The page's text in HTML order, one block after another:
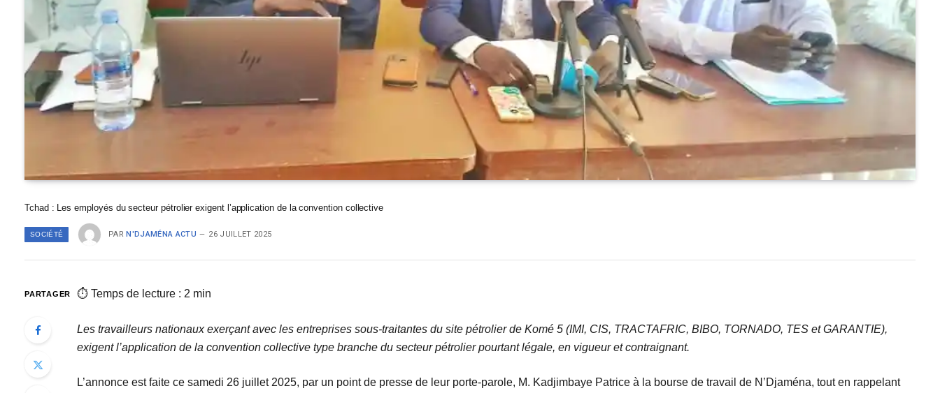
Tchad : Les employés du secteur pétrolier exigent l’application de la convention collective
SOCIÉTÉ PAR N'DJAMÉNA ACTU 26 JUILLET 2025
PARTAGER ⏱ Temps de lecture : 2 min
Les travailleurs nationaux exerçant avec les entreprises sous-traitantes du site pétrolier de Komé 5 (IMI, CIS, TRACTAFRIC, BIBO, TORNADO, TES et GARANTIE),
exigent l’application de la convention collective type branche du secteur pétrolier pourtant légale, en vigueur et contraignant.
L’annonce est faite ce samedi 26 juillet 2025, par un point de presse de leur porte-parole, M. Kadjimbaye Patrice à la bourse de travail de N’Djaména, tout en rappelant